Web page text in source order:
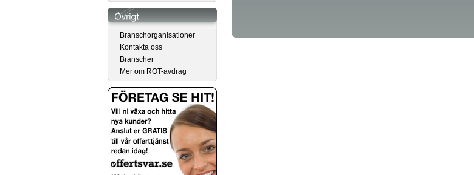
Branschorganisationer
Kontakta oss
Branscher
Mer om ROT-avdrag